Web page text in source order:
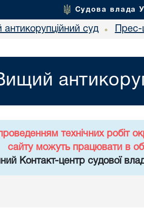
Судова влада
суд •
технічних робіт
сайту можуть працювати в
Контакт-центр судової